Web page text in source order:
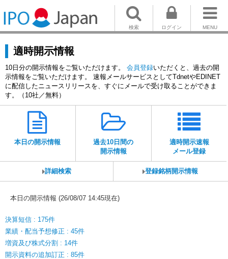
MENU
ログイン
検索
適時開示情報
10日分の開示情報をご覧いただけます。 会員登録いただくと、過去の開
示情報をご覧いただけます。 速報メールサービスとしてTdnetやEDINET
に配信したニュースリリースを、すぐにメールで受け取ることができま
す。（10社／無料）
本日の開示情報
過去10日間の
開示情報
適時開示速報
メール登録
詳細検索 登録銘柄開示情報
本日の開示情報 (26/08/07 14:45現在)
決算短信 : 175件
業績・配当予想修正 : 45件
増資及び株式分割 : 14件
開示資料の追加訂正 : 85件